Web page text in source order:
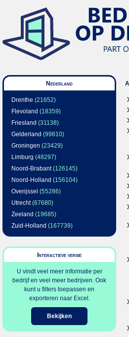
Nederland
Drenthe (21652)
Flevoland (18359)
Friesland (31138)
Gelderland (99810)
Groningen (23429)
Limburg (48297)
Noord-Brabant(126145)
Noord-Holland (156104)
Overijssel (55286)
Utrecht(67680)
Zeeland (19685)
Zuid-Holland (167739)
Interactieve versie
U vindt veel meer informatie per
bedrijf en veel meer bedrijven. Ook
kunt u filters toepassen en
exporteren naar Excel.
Bekijken